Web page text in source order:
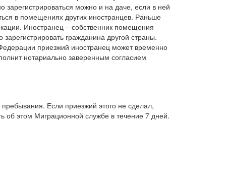
зарегистрироваться можно и на даче, если в ней
в помещениях других иностранцев. Раньше
Иностранец – собственник помещения
гражданина другой страны.
приезжий иностранец может временно
нотариально заверенным согласием
Если приезжий этого не сделал,
об этом Миграционной службе в течение 7 дней.